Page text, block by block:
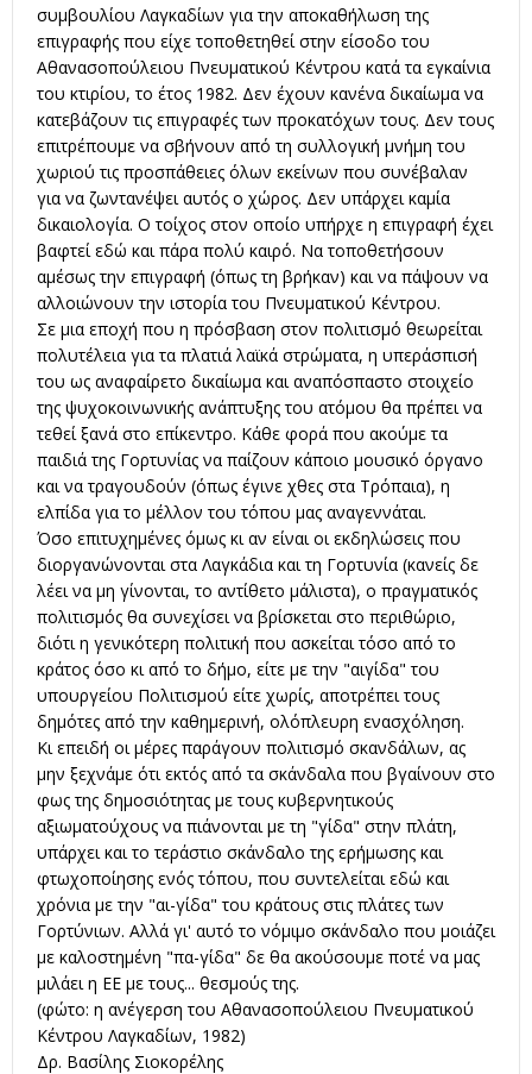
συμβουλίου Λαγκαδίων για την αποκαθήλωση της
επιγραφής που είχε τοποθετηθεί στην είσοδο του
Αθανασοπούλειου Πνευματικού Κέντρου κατά τα εγκαίνια
του κτιρίου, το έτος 1982. Δεν έχουν κανένα δικαίωμα να
κατεβάζουν τις επιγραφές των προκατόχων τους. Δεν τους
επιτρέπουμε να σβήνουν από τη συλλογική μνήμη του
χωριού τις προσπάθειες όλων εκείνων που συνέβαλαν
για να ζωντανέψει αυτός ο χώρος. Δεν υπάρχει καμία
δικαιολογία. Ο τοίχος στον οποίο υπήρχε η επιγραφή έχει
βαφτεί εδώ και πάρα πολύ καιρό. Να τοποθετήσουν
αμέσως την επιγραφή (όπως τη βρήκαν) και να πάψουν να
αλλοιώνουν την ιστορία του Πνευματικού Κέντρου.
Σε μια εποχή που η πρόσβαση στον πολιτισμό θεωρείται
πολυτέλεια για τα πλατιά λαϊκά στρώματα, η υπεράσπισή
του ως αναφαίρετο δικαίωμα και αναπόσπαστο στοιχείο
της ψυχοκοινωνικής ανάπτυξης του ατόμου θα πρέπει να
τεθεί ξανά στο επίκεντρο. Κάθε φορά που ακούμε τα
παιδιά της Γορτυνίας να παίζουν κάποιο μουσικό όργανο
και να τραγουδούν (όπως έγινε χθες στα Τρόπαια), η
ελπίδα για το μέλλον του τόπου μας αναγεννάται.
Όσο επιτυχημένες όμως κι αν είναι οι εκδηλώσεις που
διοργανώνονται στα Λαγκάδια και τη Γορτυνία (κανείς δε
λέει να μη γίνονται, το αντίθετο μάλιστα), ο πραγματικός
πολιτισμός θα συνεχίσει να βρίσκεται στο περιθώριο,
διότι η γενικότερη πολιτική που ασκείται τόσο από το
κράτος όσο κι από το δήμο, είτε με την "αιγίδα" του
υπουργείου Πολιτισμού είτε χωρίς, αποτρέπει τους
δημότες από την καθημερινή, ολόπλευρη ενασχόληση.
Κι επειδή οι μέρες παράγουν πολιτισμό σκανδάλων, ας
μην ξεχνάμε ότι εκτός από τα σκάνδαλα που βγαίνουν στο
φως της δημοσιότητας με τους κυβερνητικούς
αξιωματούχους να πιάνονται με τη "γίδα" στην πλάτη,
υπάρχει και το τεράστιο σκάνδαλο της ερήμωσης και
φτωχοποίησης ενός τόπου, που συντελείται εδώ και
χρόνια με την "αι-γίδα" του κράτους στις πλάτες των
Γορτύνιων. Αλλά γι' αυτό το νόμιμο σκάνδαλο που μοιάζει
με καλοστημένη "πα-γίδα" δε θα ακούσουμε ποτέ να μας
μιλάει η ΕΕ με τους... θεσμούς της.
(φώτο: η ανέγερση του Αθανασοπούλειου Πνευματικού
Κέντρου Λαγκαδίων, 1982)
Δρ. Βασίλης Σιοκορέλης